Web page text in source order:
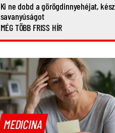
Ki ne dobd a görögdinnyehéjat,
savanyúságot
MÉG TÖBB FRISS HÍR
MEDICINA